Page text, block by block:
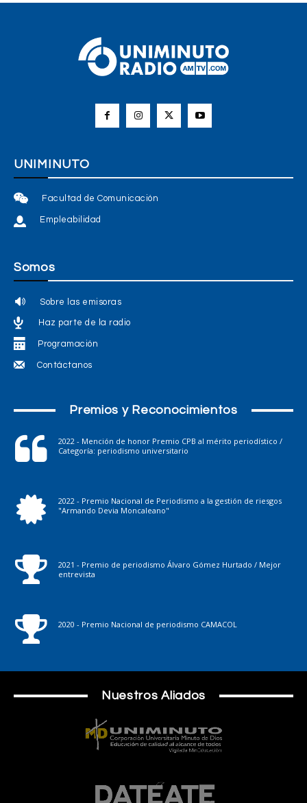
UNIMINUTO
Facultad de Comunicación
Empleabilidad
Somos
Sobre las emisoras
Haz parte de la radio
Programación
Contáctanos
Premios y Reconocimientos
2022 - Mención de honor Premio CPB al mérito periodístico /
Categoría: periodismo universitario
2022 - Premio Nacional de Periodismo a la gestión de riesgos
"Armando Devia Moncaleano"
2021 - Premio de periodismo Álvaro Gómez Hurtado / Mejor
entrevista
2020 - Premio Nacional de periodismo CAMACOL
Nuestros Aliados